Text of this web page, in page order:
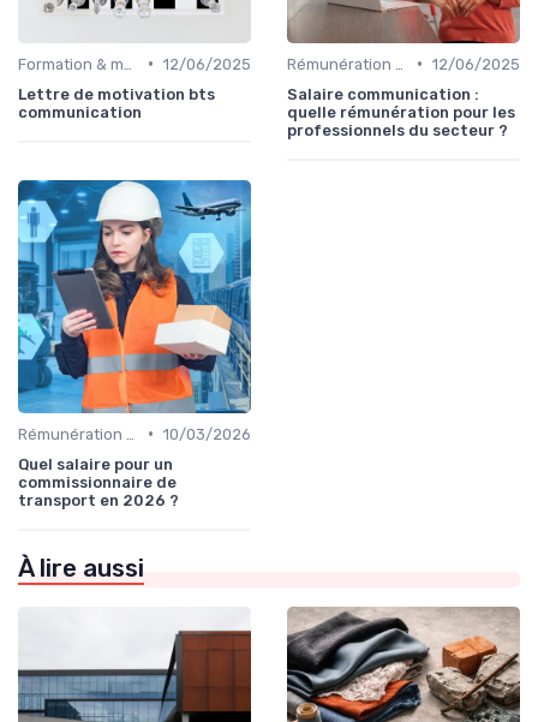
• 12/06/2025
Lettre de motivation bts
communication
• 12/06/2025
Salaire communication :
quelle rémunération pour les
professionnels du secteur ?
• 10/03/2026
Quel salaire pour un
commissionnaire de
transport en 2026 ?
À lire aussi